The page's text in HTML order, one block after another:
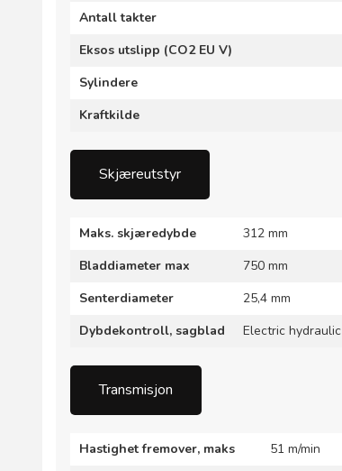
Antall takter
Eksos utslipp (CO2 EU V)
Sylindere
Kraftkilde
Skjæreutstyr
Maks. skjæredybde
312 mm
Bladdiameter max
750 mm
Senterdiameter
25,4 mm
Dybdekontroll, sagblad
Electric hydraulic
Transmisjon
Hastighet fremover, maks
51 m/min